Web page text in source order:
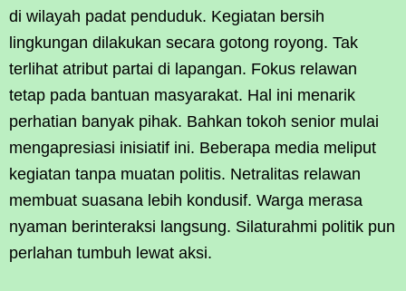
di wilayah padat penduduk. Kegiatan bersih
lingkungan dilakukan secara gotong royong. Tak
terlihat atribut partai di lapangan. Fokus relawan
tetap pada bantuan masyarakat. Hal ini menarik
perhatian banyak pihak. Bahkan tokoh senior mulai
mengapresiasi inisiatif ini. Beberapa media meliput
kegiatan tanpa muatan politis. Netralitas relawan
membuat suasana lebih kondusif. Warga merasa
nyaman berinteraksi langsung. Silaturahmi politik pun
perlahan tumbuh lewat aksi.